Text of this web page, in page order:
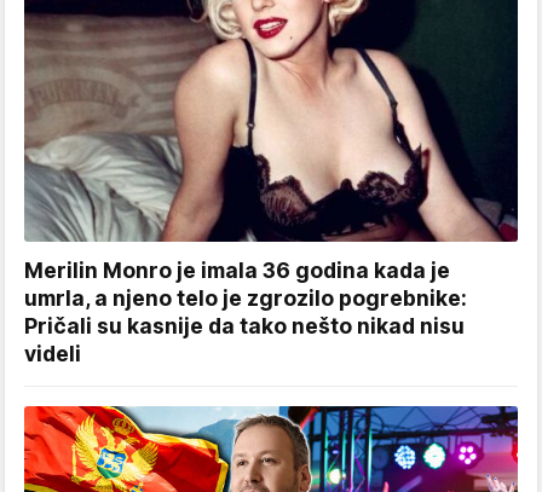
Merilin Monro je imala 36 godina kada je
umrla, a njeno telo je zgrozilo pogrebnike:
Pričali su kasnije da tako nešto nikad nisu
videli